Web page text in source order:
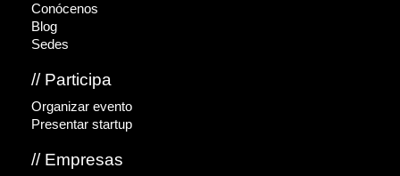
Conócenos
Blog
Sedes
// Participa
Organizar evento
Presentar startup
// Empresas